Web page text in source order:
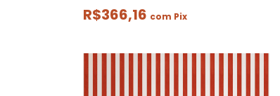
R$366,16 com Pix